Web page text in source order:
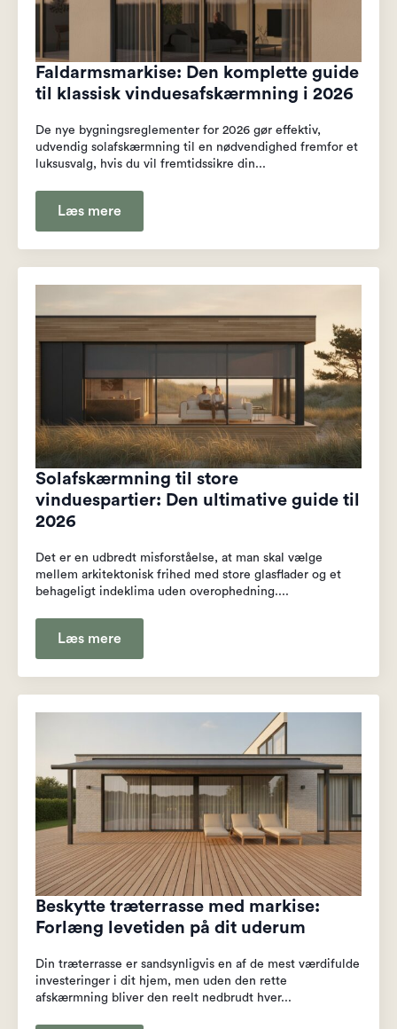
Faldarmsmarkise: Den komplette guide
til klassisk vinduesafskærmning i 2026
De nye bygningsreglementer for 2026 gør effektiv,
udvendig solafskærmning til en nødvendighed fremfor et
luksusvalg, hvis du vil fremtidssikre din...
Læs mere
Solafskærmning til store
vinduespartier: Den ultimative guide til
2026
Det er en udbredt misforståelse, at man skal vælge
mellem arkitektonisk frihed med store glasflader og et
behageligt indeklima uden overophedning....
Læs mere
Beskytte træterrasse med markise:
Forlæng levetiden på dit uderum
Din træterrasse er sandsynligvis en af de mest værdifulde
investeringer i dit hjem, men uden den rette
afskærmning bliver den reelt nedbrudt hver...